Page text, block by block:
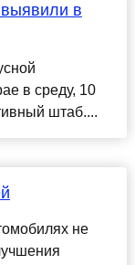
в
в среду, 10
штаб....
не